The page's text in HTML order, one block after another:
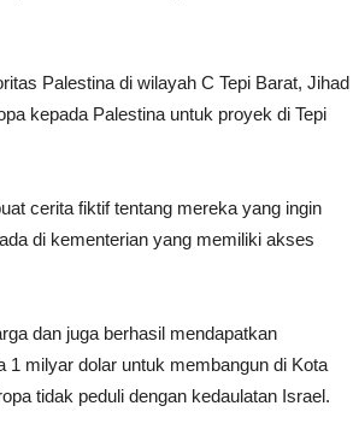
Palestina di wilayah C Tepi Barat, Jihad
kepada Palestina untuk proyek di Tepi
cerita fiktif tentang mereka yang ingin
di kementerian yang memiliki akses
dan juga berhasil mendapatkan
milyar dolar untuk membangun di Kota
tidak peduli dengan kedaulatan Israel.